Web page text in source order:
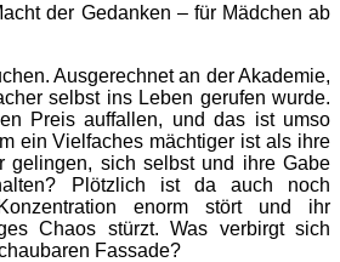
der Gedanken – für Mädchen ab
Ausgerechnet an der Akademie,
selbst ins Leben gerufen wurde.
Preis auffallen, und das ist umso
ein Vielfaches mächtiger ist als ihre
gelingen, sich selbst und ihre Gabe
Plötzlich ist da auch noch
enorm stört und ihr
Chaos stürzt. Was verbirgt sich
Fassade?